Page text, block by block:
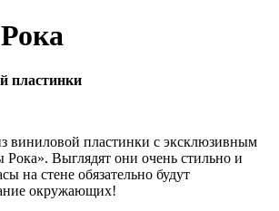
пластинки
виниловой пластинки с эксклюзивным
Рока». Выглядят они очень стильно и
на стене обязательно будут
окружающих!